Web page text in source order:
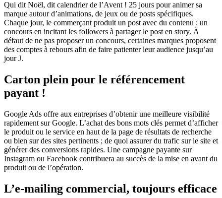
Qui dit Noël, dit calendrier de l’Avent ! 25 jours pour animer sa
marque autour d’animations, de jeux ou de posts spécifiques.
Chaque jour, le commerçant produit un post avec du contenu : un
concours en incitant les followers à partager le post en story. À
défaut de ne pas proposer un concours, certaines marques proposent
des comptes à rebours afin de faire patienter leur audience jusqu’au
jour J.
Carton plein pour le référencement
payant !
Google Ads offre aux entreprises d’obtenir une meilleure visibilité
rapidement sur Google. L’achat des bons mots clés permet d’afficher
le produit ou le service en haut de la page de résultats de recherche
ou bien sur des sites pertinents ; de quoi assurer du trafic sur le site et
générer des conversions rapides. Une campagne payante sur
Instagram ou Facebook contribuera au succès de la mise en avant du
produit ou de l’opération.
L’e-mailing commercial, toujours efficace